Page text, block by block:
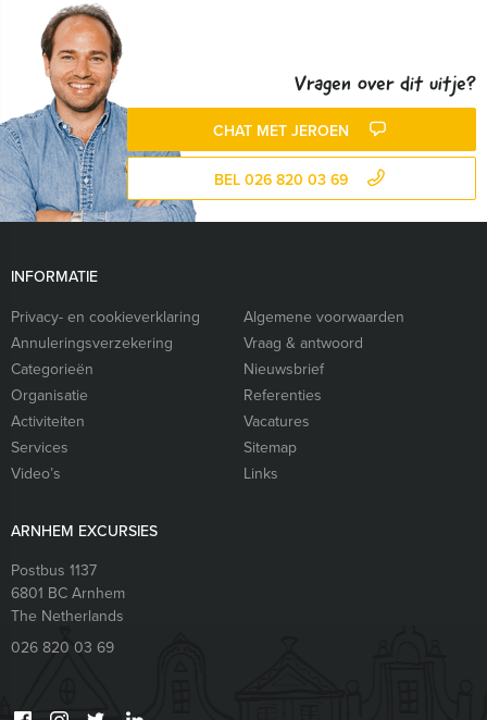
Vragen over dit uitje?
CHAT MET JEROEN
BEL 026 820 03 69
INFORMATIE
Privacy- en cookieverklaring
Algemene voorwaarden
Annuleringsverzekering
Vraag & antwoord
Categorieën
Nieuwsbrief
Organisatie
Referenties
Activiteiten
Vacatures
Services
Sitemap
Video’s
Links
ARNHEM EXCURSIES
Postbus 1137
6801 BCArnhem
The Netherlands
026 820 03 69